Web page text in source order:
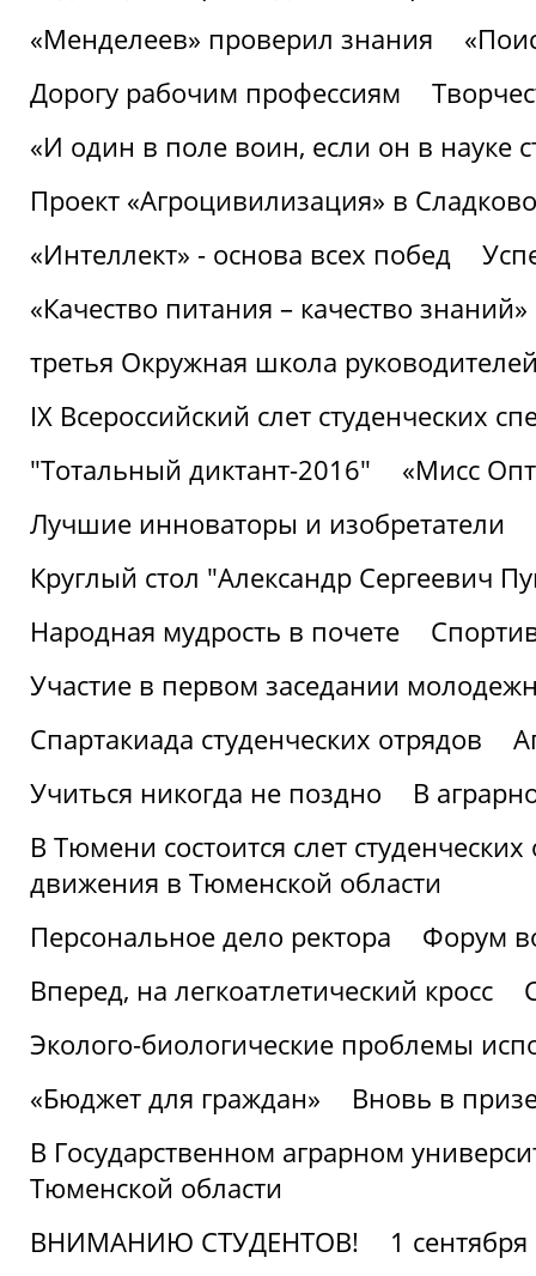
«Менделеев» проверил знания
Дорогу рабочим профессиям
«И один в поле воин, если он в науке
Проект «Агроцивилизация» в Сладково
«Интеллект» - основа всех побед
«Качество питания – качество знаний»
третья Окружная школа
IХ Всероссийский слет студенческих
"Тотальный диктант-2016"
«Мисс
Лучшие инноваторы и изобретатели
Круглый стол "Александр Сергеевич
Народная мудрость в почете
Участие в первом заседании
Спартакиада студенческих отрядов
Учиться никогда не поздно
В
В Тюмени состоится слет
движения в Тюменской области
Персональное дело ректора
Форум
Вперед, на легкоатлетический кросс
Эколого-биологические проблемы
«Бюджет для граждан»
Вновь в
В Государственном аграрном
Тюменской области
ВНИМАНИЮ СТУДЕНТОВ!
1 сентября